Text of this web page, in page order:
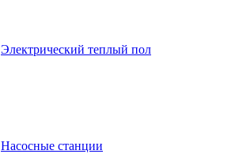
Электрический теплый пол
Насосные станции